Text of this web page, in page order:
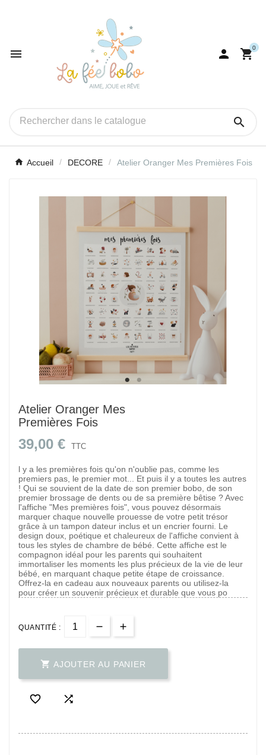
  0

Accueil DECORE Atelier Oranger Mes Premières Fois
Atelier Oranger Mes
Premières Fois
39,00 € TTC
l y a les premières fois qu'on n'oublie pas, comme les
premiers pas, le premier mot... Et puis il y a toutes les autres
! Qui se souvient de la date de son premier bobo, de son
premier brossage de dents ou de sa première bêtise ? Avec
l'affiche "Mes premières fois", vous pouvez désormais
marquer chaque nouvelle prouesse de votre petit trésor
grâce à un tampon dateur inclus et un encrier fourni. Le
design doux, poétique et chaleureux de l'affiche convient à
tous les styles de chambre de bébé. Cette affiche est le
compagnon idéal pour les parents qui souhaitent
immortaliser les moments les plus précieux de la vie de leur
bébé, en marquant chaque petite étape de croissance.
Offrez-la en cadeau aux nouveaux parents ou utilisez-la
pour créer un souvenir précieux et durable que vous po
QUANTITÉ :
 AJOUTER AU PANIER
 